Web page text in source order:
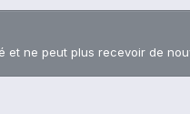
et ne peut plus recevoir de